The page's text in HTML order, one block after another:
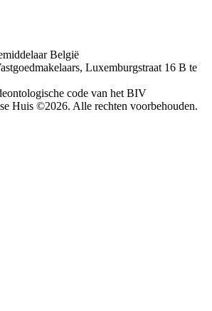
België
Luxemburgstraat 16 B te
code van het BIV
Huis ©2026. Alle rechten voorbehouden.